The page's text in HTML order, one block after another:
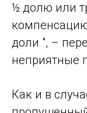
½ долю или
доли ", –
неприятные
Как и в